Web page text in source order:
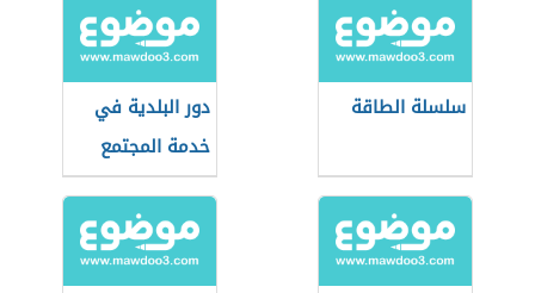
سلسلة الطاقة
دور البلدية في
خدمة المجتمع